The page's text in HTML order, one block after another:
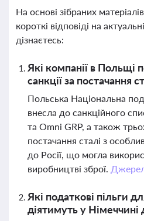
На основі зібраних
короткі відповіді на
дізнаєтесь:
Які компанії в Польщі
санкції за постачання
Польська Національна
внесла до санкційного
та Omni GRP, а також
постачання сталі з
до Росії, що могла
виробництві зброї.
Які податкові пільги
діятимуть у Німеччині